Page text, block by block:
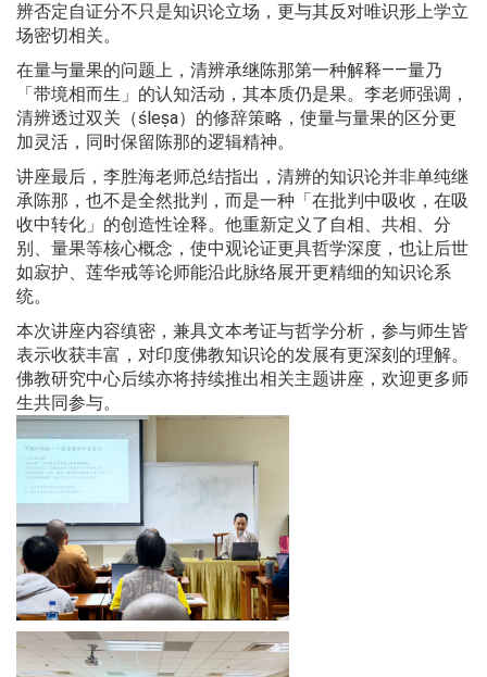
辨否定自证分不只是知识论立场，更与其反对唯识形上学立
场密切相关。
在量与量果的问题上，清辨承继陈那第一种解释——量乃
「带境相而生」的认知活动，其本质仍是果。李老师强调，
清辨透过双关（śleṣa）的修辞策略，使量与量果的区分更
加灵活，同时保留陈那的逻辑精神。
讲座最后，李胜海老师总结指出，清辨的知识论并非单纯继
承陈那，也不是全然批判，而是一种「在批判中吸收，在吸
收中转化」的创造性诠释。他重新定义了自相、共相、分
别、量果等核心概念，使中观论证更具哲学深度，也让后世
如寂护、莲华戒等论师能沿此脉络展开更精细的知识论系
统。
本次讲座内容缜密，兼具文本考证与哲学分析，参与师生皆
表示收获丰富，对印度佛教知识论的发展有更深刻的理解。
佛教研究中心后续亦将持续推出相关主题讲座，欢迎更多师
生共同参与。